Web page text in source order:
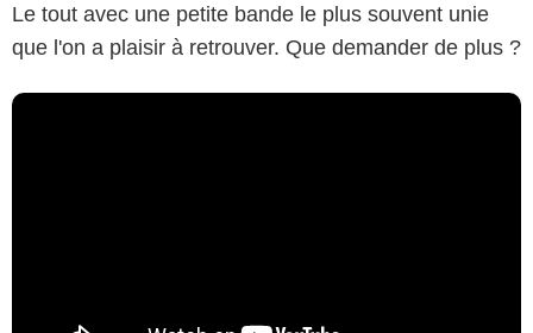
Le tout avec une petite bande le plus souvent unie
que l'on a plaisir à retrouver. Que demander de plus ?